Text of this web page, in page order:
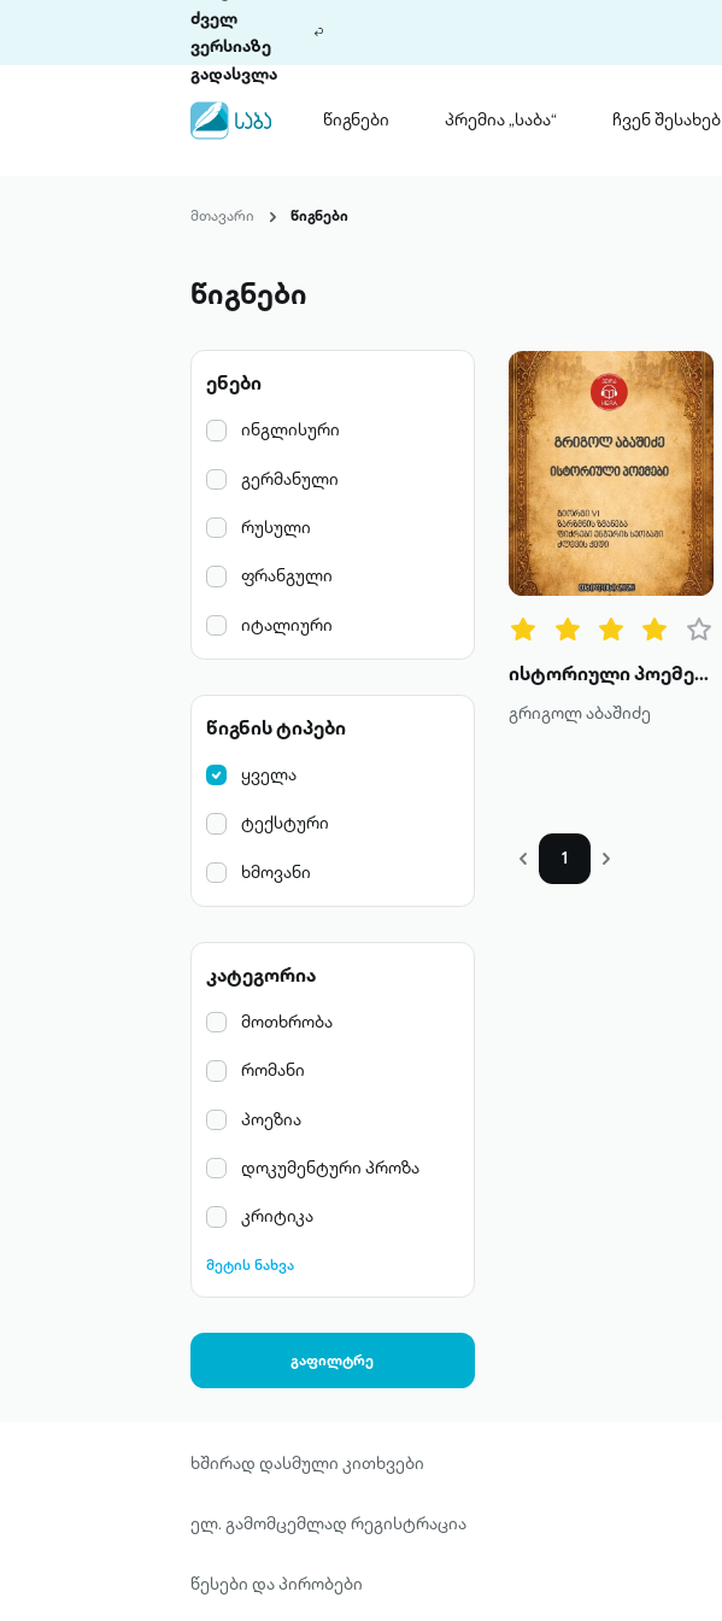
ძველ
ვერსიაზე
გადასვლა
წიგნები
პრემია „საბა“ ჩვენ შესახებ
პაკეტები
მთავარი წიგნები
წიგნები
ენები
ინგლისური
გერმანული
რუსული
ფრანგული
იტალიური
წიგნის ტიპები
ყველა
ტექსტური
ხმოვანი
კატეგორია
მოთხრობა
რომანი
პოეზია
დოკუმენტური პროზა
კრიტიკა
მეტის ნახვა
გაფილტრე
ისტორიული პოემები
გრიგოლ აბაშიძე
1
ხშირად დასმული კითხვები
ელ. გამომცემლად რეგისტრაცია
წესები და პირობები